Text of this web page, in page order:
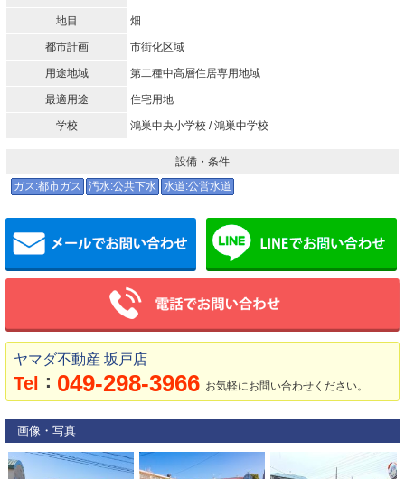
地目 畑
都市計画 市街化区域
用途地域 第二種中高層住居専用地域
最適用途 住宅用地
学校 鴻巣中央小学校 / 鴻巣中学校
設備・条件
ガス:都市ガス
汚水:公共下水 水道:公営水道
メールでお問い合わせ
ヤマダ不動産 坂戸店
Tel ： 049-298-3966 お気軽にお問い合わせください。
画像・写真